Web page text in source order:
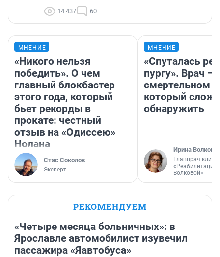
14 437 60
МНЕНИЕ
«Никого нельзя
победить». О чем
главный блокбастер
этого года, который
бьет рекорды в
прокате: честный
отзыв на «Одиссею»
Нолана
Стас Соколов
Эксперт
МНЕНИЕ
«Спуталась
пургу». Врач —
смертельном
который
обнаружить
Ирина Волкова
Главврач
«Реабилитация
Волковой»
РЕКОМЕНДУЕМ
«Четыре месяца больничных»: в
Ярославле автомобилист изувечил
пассажира «Яавтобуса»